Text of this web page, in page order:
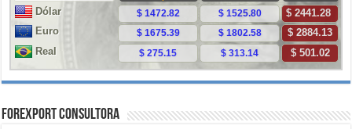
ForExport Consultora